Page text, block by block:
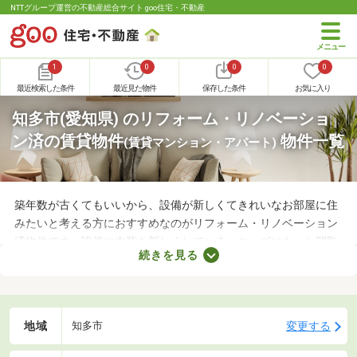
NTTグループ運営の不動産総合サイト goo住宅・不動産
1
最近検索した条件
0
最近見た物件
0
保存した条件
0
お気に入り
知多市(愛知県) のリフォーム・リノベーショ
ン済の賃貸物件(賃貸マンション・アパート) 物件一覧
築年数が古くてもいいから、設備が新しくてきれいなお部屋に住
みたいと考える方におすすめなのがリフォーム・リノベーション
済物件です。設備や内装を新しくしている・ニーズにあった間取
りに変えているなど、住みやすさが格段にアップしていることが
べて、気になるお部屋を見つけましょう。
続きを見る
地域 知多市 変更する